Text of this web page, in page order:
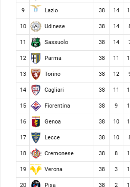
9 Lazio 38 14
10 Udinese 38 14
11 Sassuolo 38 14
12 Parma 38 11
13 Torino 38 12
14 Cagliari 38 11
15 Fiorentina 38 9
16 Genoa 38 10
17 Lecce 38 10
18 Cremonese 38 8
19 Verona 38 3
20 Pisa 38 2